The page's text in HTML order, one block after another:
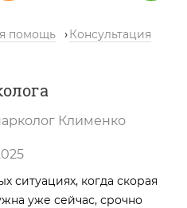
помощь
Консультация
Клименко
ситуациях, когда скорая
уже сейчас, срочно